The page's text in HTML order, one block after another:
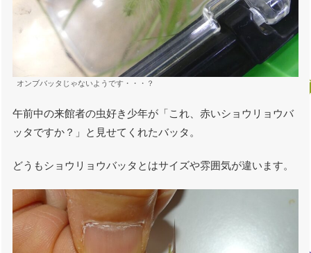
オンブバッタじゃないようです・・・？
午前中の来館者の虫好き少年が「これ、赤いショウリョウバ
ッタですか？」と見せてくれたバッタ。
どうもショウリョウバッタとはサイズや雰囲気が違います。